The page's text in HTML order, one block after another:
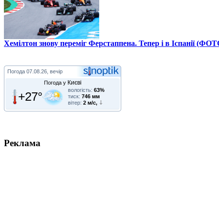
Хемілтон знову переміг Ферстаппена. Тепер і в Іспанії
Погода 07.08.26, вечір
Погода у Києві
+27° вологість: 63%
тиск: 746 мм
вітер: 2 м/с,
Реклама